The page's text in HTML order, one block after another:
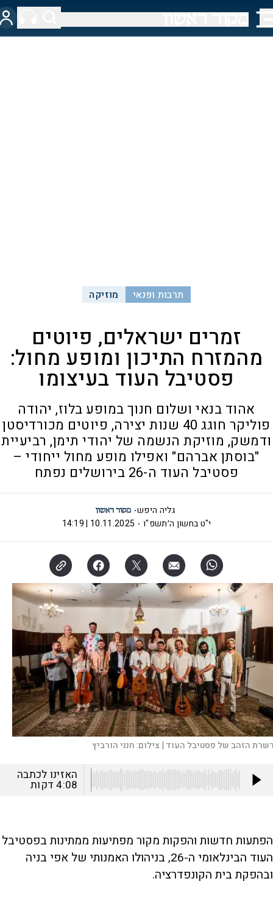
תרבות ופנאי מוזיקה
זמרים ישראלים, פיוטים
מהמזרח התיכון ומופע מחול:
פסטיבל העוד בעיצומו
אהוד בנאי ושלום חנוך במופע בלוז, יהודה
פוליקר חוגג 40 שנות יצירה, פיוטים מכורדיסטן
ודמשק, מוזיקת הנשמה של יהודי תימן, רביעיית
"בוסתן אברהם" ואפילו מופע מחול ייחודי –
פסטיבל העוד ה-26 בירושלים נפתח
גליה היפש
י"ט בחשון ה׳תשפ"ו
10.11.2025 | 14:19
הזהב של פסטיבל העוד | צילום:חנני הורביץ
האזינו לכתבה
4:08דקות
הפתעות חדשות והפקות מקור מפתיעות ממתינות בפסטיבל
העוד הבינלאומי ה-26, בניהולו האמנותי של אפי בניה
ובהפקת בית הקונפדרציה.